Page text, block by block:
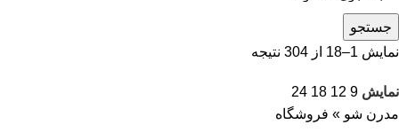
جستجو
نمایش 1–18 از 304 نتیجه
نمایش 9
12
18
24
مدرن شو » فروشگاه